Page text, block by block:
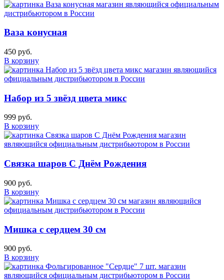
Ваза конусная
450 руб.
В корзину
Набор из 5 звёзд цвета микс
999 руб.
В корзину
Связка шаров С Днём Рождения
900 руб.
В корзину
Мишка с сердцем 30 см
900 руб.
В корзину